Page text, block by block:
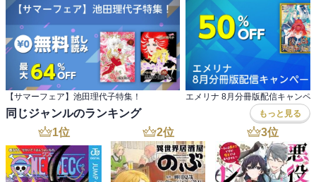
【サマーフェア】池田理代子特集！ エメリナ 8月分冊版配信キャンペ
同じジャンルのランキング もっと見る
1位 2位 3位